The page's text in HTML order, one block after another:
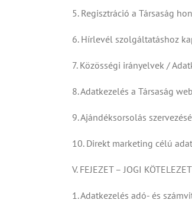
5. Regisztráció a Társaság
6. Hírlevél szolgáltatáshoz
7. Közösségi irányelvek /
8. Adatkezelés a Társaság
9. Ajándéksorsolás
10. Direkt marketing célú
V. FEJEZET – JOGI
1. Adatkezelés adó- és